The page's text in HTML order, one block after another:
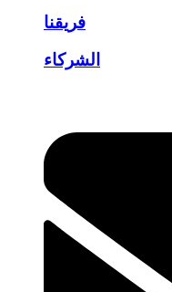
فريقنا
الشركاء